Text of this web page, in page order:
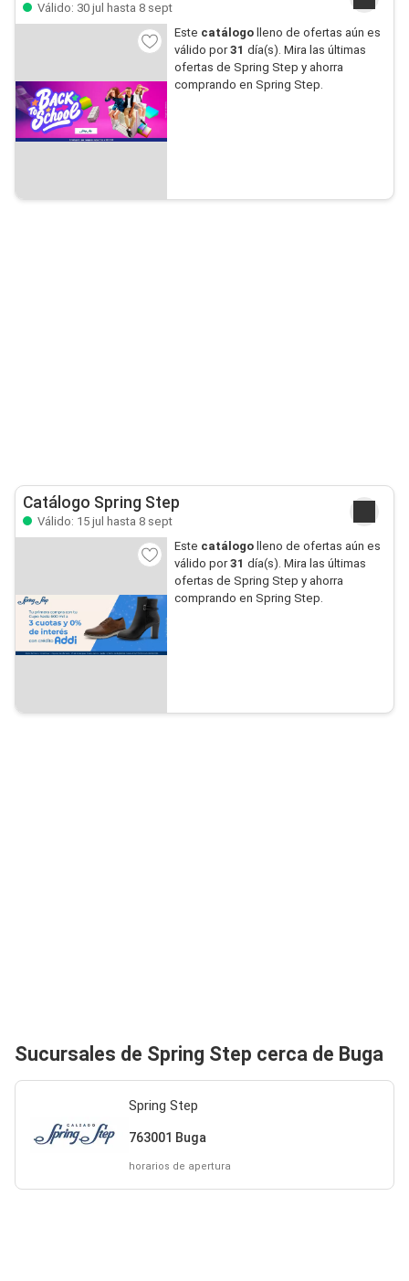
Válido: 30 jul hasta 8 sept
Este catálogolleno de ofertas aún es
válido por31 día(s). Mira las últimas
ofertas de Spring Step y ahorra
comprando en Spring Step.
Catálogo Spring Step
Válido: 15 jul hasta 8 sept
Este catálogolleno de ofertas aún es
válido por31 día(s). Mira las últimas
ofertas de Spring Step y ahorra
comprando en Spring Step.
Sucursales de Spring Step cerca de Buga
Spring Step
763001 Buga
horarios de apertura